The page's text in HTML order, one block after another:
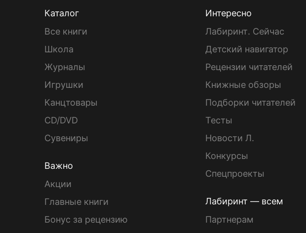
Каталог
Все книги
Школа
Журналы
Игрушки
Канцтовары
CD/DVD
Сувениры
Важно
Акции
Главные книги
Бонус за рецензию
Интересно
Лабиринт. Сейчас
Детский навигатор
Рецензии читателей
Книжные обзоры
Подборки читателей
Тесты
Новости Л.
Конкурсы
Спецпроекты
Лабиринт — всем
Партнерам